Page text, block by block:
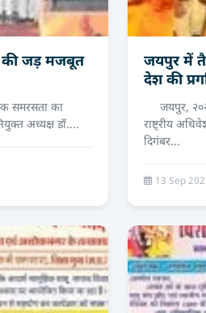
की जड़ मजबूत
समरसता का
अध्यक्ष डॉ....
जयपुर में
देश की
जयपुर,
राष्ट्रीय
दिगंबर...
13 Sep